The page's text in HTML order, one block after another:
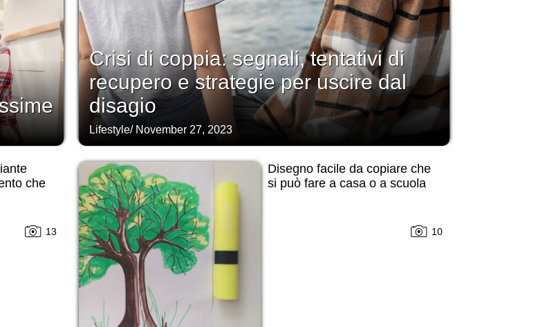
Crisi di coppia: segnali, tentativi di
recupero e strategie per uscire dal
disagio
Lifestyle/ November 27, 2023
che
13
Disegno facile da copiare che
si può fare a casa o a scuola
10